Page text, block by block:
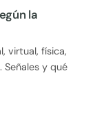
la
virtual, física,
y qué